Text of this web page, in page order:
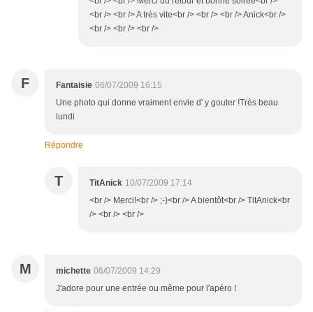
<br /> <br /> A très vite<br /> <br /> <br /> Anick<br />
<br /> <br /> <br />
F Fantaisie 06/07/2009 16:15
Une photo qui donne vraiment envie d' y gouter !Très beau
lundi
Répondre
T TitAnick 10/07/2009 17:14
<br /> Merci!<br /> ;-)<br /> A bientôt<br /> TitAnick<br
/> <br /> <br />
M michette 06/07/2009 14:29
J'adore pour une entrée ou même pour l'apéro !